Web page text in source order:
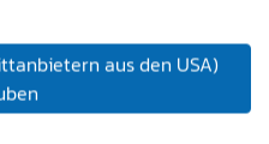
aus den USA)